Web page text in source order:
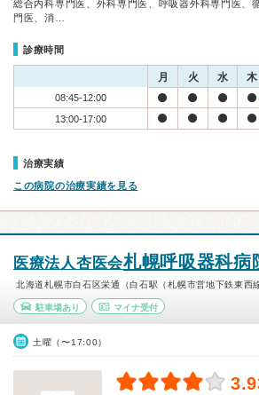
総合内科専門医、外科専門医、呼吸器外科専門医、
門医、消…
診療時間
月 火 水 木
08:45-12:00
13:00-17:00
治療実績
この病院の治療実績を見る
医療法人杏医会札幌呼吸器科病
北海道札幌市白石区栄通（白石駅（札幌市営地下鉄東西
駐車場あり マイナ受付
土曜（〜17:00）